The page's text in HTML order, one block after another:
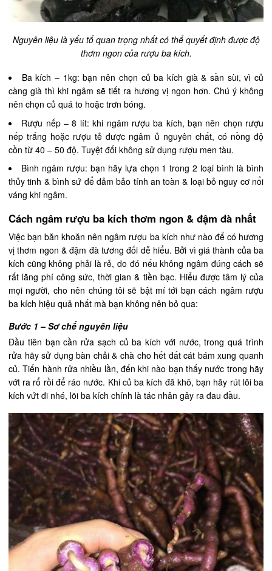
Nguyên liệu là yếu tố quan trọng nhất có thể quyết định được độ
thơm ngon của rượu ba kích.
Ba kích – 1kg: bạn nên chọn củ ba kích già & sần sùi, vì củ
càng già thì khi ngâm sẽ tiết ra hương vị ngon hơn. Chú ý không
nên chọn củ quá to hoặc trơn bóng.
Rượu nếp – 8 lít: khi ngâm rượu ba kích, bạn nên chọn rượu
nếp trắng hoặc rượu tẻ được ngâm ủ nguyên chất, có nồng độ
cồn từ 40 – 50 độ. Tuyệt đối không sử dụng rượu men tàu.
Bình ngâm rượu: bạn hãy lựa chọn 1 trong 2 loại bình là bình
thủy tinh & bình sứ để đảm bảo tính an toàn & loại bỏ nguy cơ nổi
váng khi ngâm.
Cách ngâm rượu ba kích thơm ngon & đậm đà nhất
Việc bạn băn khoăn nên ngâm rượu ba kích như nào để có hương
vị thơm ngon & đậm đà tương đối dễ hiểu. Bởi vì giá thành của ba
kích cũng không phải là rẻ, do đó nếu không ngâm đúng cách sẽ
rất lãng phí công sức, thời gian & tiền bạc. Hiểu được tâm lý của
mọi người, cho nên chúng tôi sẽ bật mí tới bạn cách ngâm rượu
ba kích hiệu quả nhất mà bạn không nên bỏ qua:
Bước 1 – Sơ chế nguyên liệu
Đầu tiên bạn cần rửa sạch củ ba kích với nước, trong quá trình
rửa hãy sử dụng bàn chải & chà cho hết đất cát bám xung quanh
củ. Tiến hành rửa nhiều lần, đến khi nào bạn thấy nước trong hãy
vớt ra rổ rồi để ráo nước. Khi củ ba kích đã khô, bạn hãy rút lõi ba
kích vứt đi nhé, lõi ba kích chính là tác nhân gây ra đau đầu.